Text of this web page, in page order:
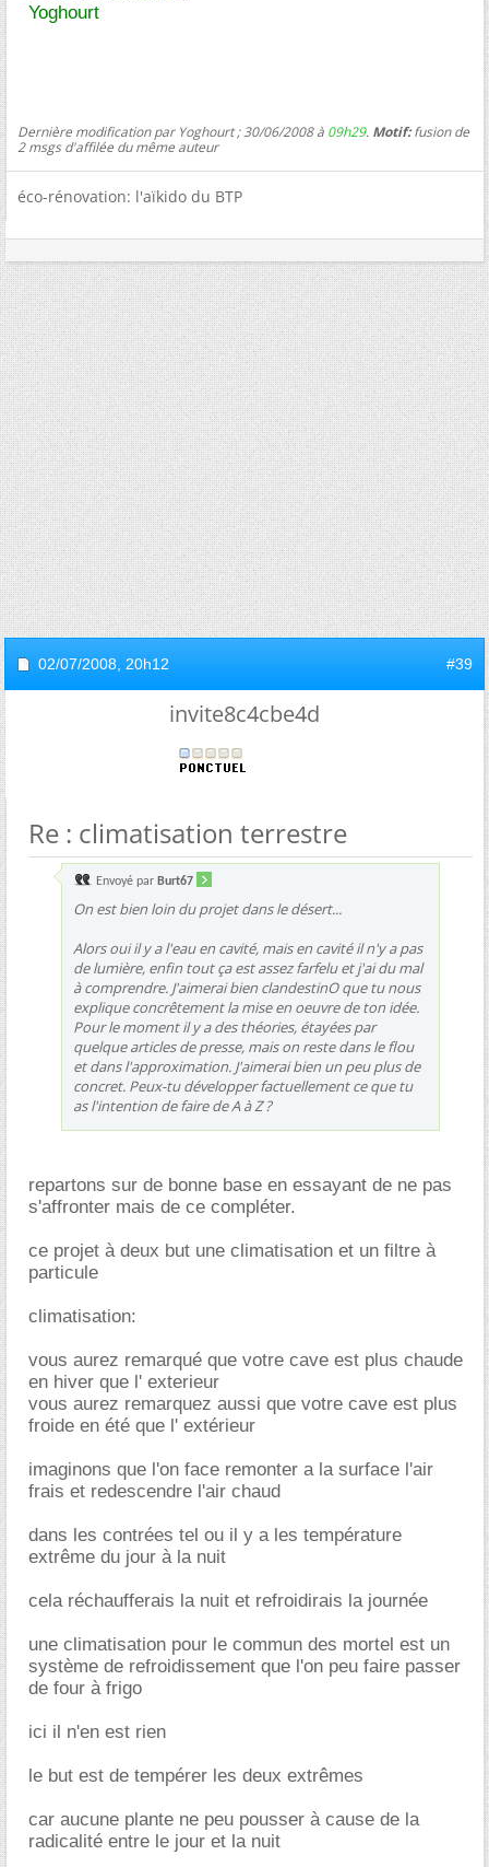
Yoghourt
Dernière modification par Yoghourt ; 30/06/2008 à 09h29. Motif:fusion de
2 msgs d'affilée du même auteur
éco-rénovation: l'aïkido du BTP
02/07/2008, 20h12 #39
invite8c4cbe4d
Re : climatisation terrestre
Envoyé par Burt67
On est bien loin du projet dans le désert...
Alors oui il y a l'eau en cavité, mais en cavité il n'y a pas
de lumière, enfin tout ça est assez farfelu et j'ai du mal
à comprendre. J'aimerai bien clandestinO que tu nous
explique concrêtement la mise en oeuvre de ton idée.
Pour le moment il y a des théories, étayées par
quelque articles de presse, mais on reste dans le flou
et dans l'approximation. J'aimerai bien un peu plus de
concret. Peux-tu développer factuellement ce que tu
as l'intention de faire de A à Z ?
repartons sur de bonne base en essayant de ne pas
s'affronter mais de ce compléter.
ce projet à deux but une climatisation et un filtre à
particule
climatisation:
vous aurez remarqué que votre cave est plus chaude
en hiver que l' exterieur
vous aurez remarquez aussi que votre cave est plus
froide en été que l' extérieur
imaginons que l'on face remonter a la surface l'air
frais et redescendre l'air chaud
dans les contrées tel ou il y a les température
extrême du jour à la nuit
cela réchaufferais la nuit et refroidirais la journée
une climatisation pour le commun des mortel est un
système de refroidissement que l'on peu faire passer
de four à frigo
ici il n'en est rien
le but est de tempérer les deux extrêmes
car aucune plante ne peu pousser à cause de la
radicalité entre le jour et la nuit